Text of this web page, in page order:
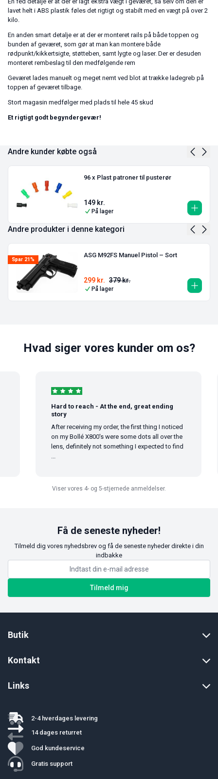
lavet helt i ABS plastik føles det rigtigt og stabilt med en vægt på over 2
kilo.
En anden smart detalje er at der er monteret rails på både toppen og
bunden af geværet, som gør at man kan montere både
rødpunkt/kikkertsigte, støtteben, samt lygte og laser. Der er desuden
monteret rembeslag til den medfølgende rem
Geværet lades manuelt og meget nemt ved blot at trække ladegreb på
toppen af geværet tilbage.
Stort magasin medfølger med plads til hele 45 skud
Et rigtigt godt begyndergevær!
Andre kunder købte også
96 x Plast patroner til pusterør
149 kr.
På lager
Andre produkter i denne kategori
Spar 21%
ASG M92FS Manuel Pistol – Sort
379kr.
299 kr.
På lager
Hvad siger vores kunder om os?
Hard to reach - At the end, great ending
story
After receiving my order, the first thing I noticed
on my Bollé X800's were some dots all over the
lens, definitely not something I expected to find
Viser vores 4- og 5-stjernede anmeldelser.
Få de seneste nyheder!
Tilmeld dig vores nyhedsbrev og få de seneste nyheder direkte i din
indbakke
Tilmeld mig
Butik
Kontakt
Links
2-4 hverdages levering
14 dages returret
God kundeservice
Gratis support